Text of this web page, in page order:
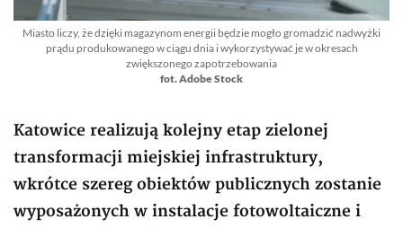
Miasto liczy, że dzięki magazynom energii będzie mogło gromadzić nadwyżki
prądu produkowanego w ciągu dnia i wykorzystywać je w okresach
zwiększonego zapotrzebowania
fot. Adobe Stock
Katowice realizują kolejny etap zielonej
transformacji miejskiej infrastruktury,
wkrótce szereg obiektów publicznych zostanie
wyposażonych w instalacje fotowoltaiczne i